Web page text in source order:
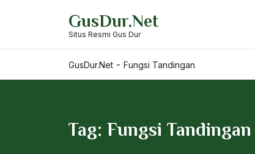
GusDur.Net
Situs Resmi Gus Dur
GusDur.Net - Fungsi Tandingan
Tag: Fungsi Tandingan
Film Indonesia
Film Komedi
Final